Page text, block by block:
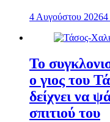
4 Αυγούστου 20264
To
ο γιος του
δείχνει να
σπιτιού του